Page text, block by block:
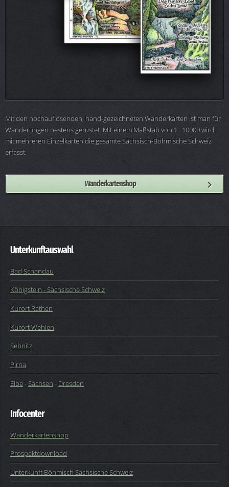
Mit den hochauflösenden, hand-gezeichneten Wanderkarten ist man für
Wanderungen bestens gerüstet. Mit einem Maßstab von 1 : 10000 wird
mit mehreren Einzelkarten die gesamte Sächsisch-Böhmische Schweiz
erfasst.
Wanderkartenshop
Unterkunftauswahl
Bad Schandau
Königstein - Sächsische Schweiz
Kurort Rathen
Kurort Wehlen
Sebnitz
Pirna
Elbe-Sachsen - Dresden
Infocenter
Wanderkartenshop
Prospektdownload
Unterkunft Böhmisch Sächsische Schweiz